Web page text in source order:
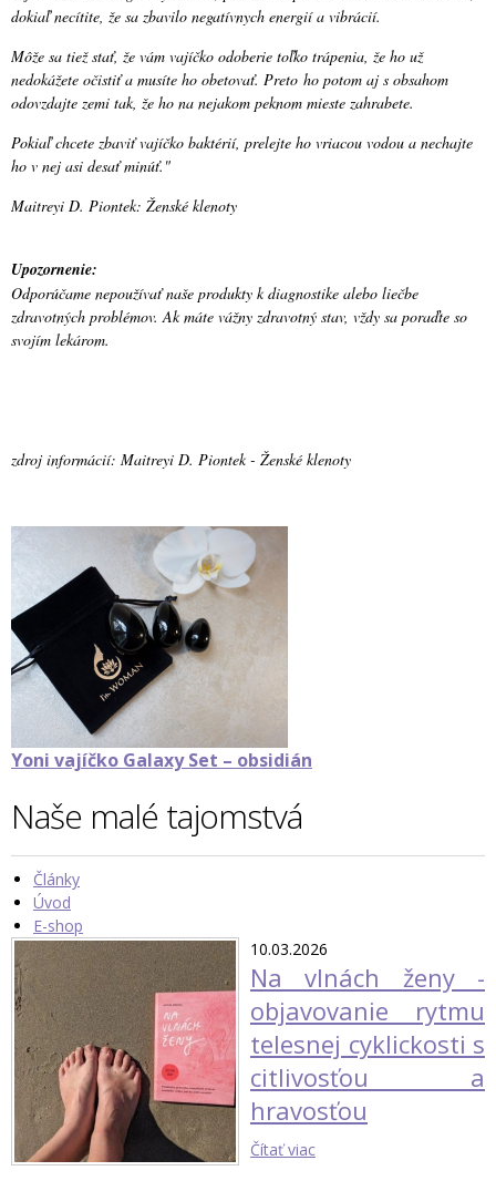
dokiaľ necítite, že sa zbavilo negatívnych energií a vibrácií.
Môže sa tiež stať, že vám vajíčko odoberie toľko trápenia, že ho už
nedokážete očistiť a musíte ho obetovať. Preto ho potom aj s obsahom
odovzdajte zemi tak, že ho na nejakom peknom mieste zahrabete.
Pokiaľ chcete zbaviť vajíčko baktérií, prelejte ho vriacou vodou a nechajte
ho v nej asi desať minúť."
Maitreyi D. Piontek: Ženské klenoty
Upozornenie:
Odporúčame nepoužívať naše produkty k diagnostike alebo liečbe
zdravotných problémov. Ak máte vážny zdravotný stav, vždy sa poraďte so
svojím lekárom.
zdroj informácií: Maitreyi D. Piontek - Ženské klenoty
Yoni vajíčko Galaxy Set – obsidián
Naše malé tajomstvá
Články
Úvod
E-shop
10.03.2026
Na vlnách ženy -
objavovanie rytmu
telesnej cyklickosti s
citlivosťou a
hravosťou
Čítať viac